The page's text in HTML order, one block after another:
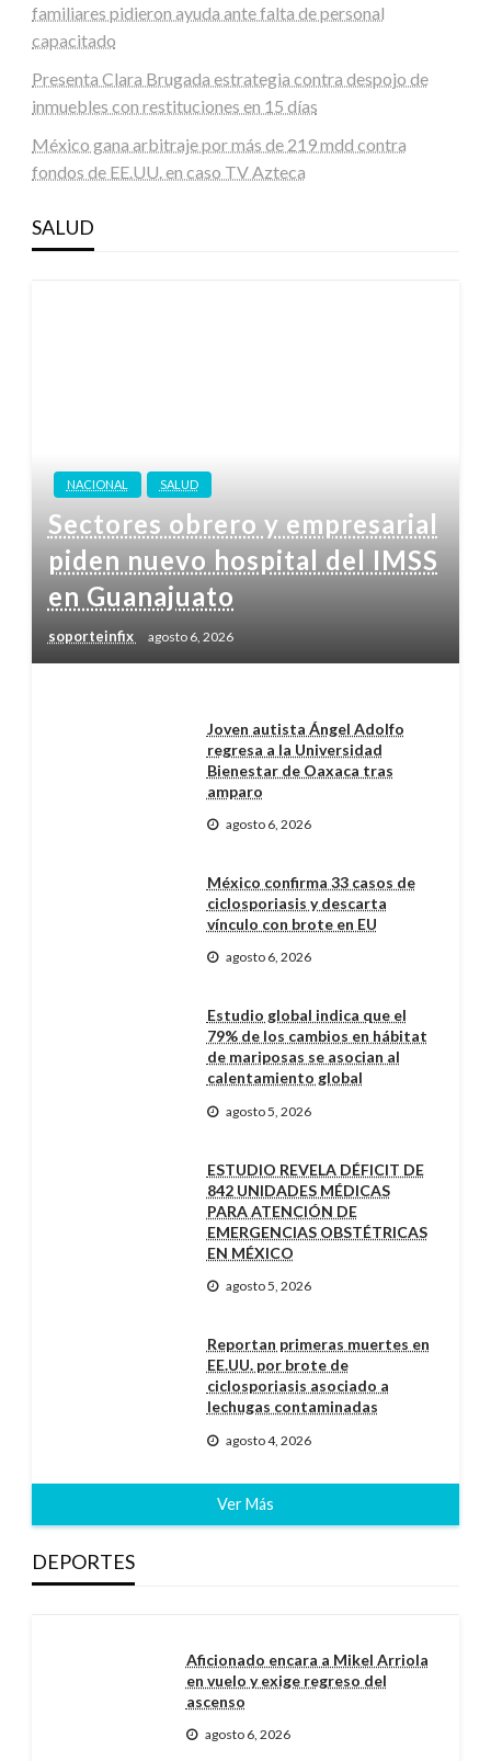
familiares pidieron ayuda ante falta de personal
capacitado
Presenta Clara Brugada estrategia contra despojo de
inmuebles con restituciones en 15 días
México gana arbitraje por más de 219 mdd contra
fondos de EE.UU. en caso TV Azteca
SALUD
NACIONAL SALUD
Sectores obrero y empresarial
piden nuevo hospital del IMSS
en Guanajuato
soporteinfix agosto 6, 2026
Joven autista Ángel Adolfo
regresa a la Universidad
Bienestar de Oaxaca tras
amparo
agosto 6, 2026
México confirma 33 casos de
ciclosporiasis y descarta
vínculo con brote en EU
agosto 6, 2026
Estudio global indica que el
79% de los cambios en hábitat
de mariposas se asocian al
calentamiento global
agosto 5, 2026
ESTUDIO REVELA DÉFICIT DE
842 UNIDADES MÉDICAS
PARA ATENCIÓN DE
EMERGENCIAS OBSTÉTRICAS
EN MÉXICO
agosto 5, 2026
Reportan primeras muertes en
EE.UU. por brote de
ciclosporiasis asociado a
lechugas contaminadas
agosto 4, 2026
Ver Más
DEPORTES
Aficionado encara a Mikel Arriola
en vuelo y exige regreso del
ascenso
agosto 6, 2026